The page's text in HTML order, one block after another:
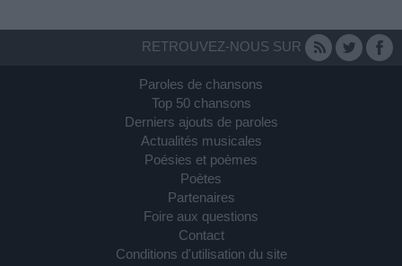
RETROUVEZ-NOUS SUR
Paroles de chansons
Top 50 chansons
Derniers ajouts de paroles
Actualités musicales
Poésies et poèmes
Poètes
Partenaires
Foire aux questions
Contact
Conditions d'utilisation du site